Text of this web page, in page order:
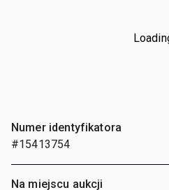
Numer identyfikatora
#15413754
Na miejscu aukcji